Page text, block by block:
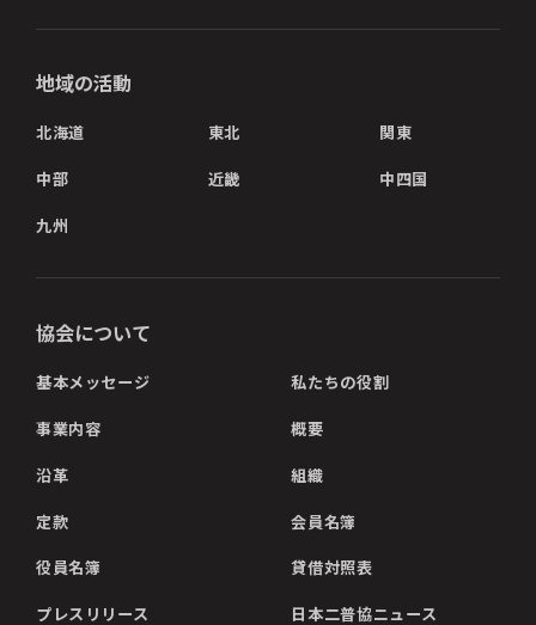
地域の活動
北海道 東北 関東
中部 近畿 中四国
九州
協会について
基本メッセージ 私たちの役割
事業内容 概要
沿革 組織
定款 会員名簿
役員名簿 貸借対照表
プレスリリース 日本二普協ニュース